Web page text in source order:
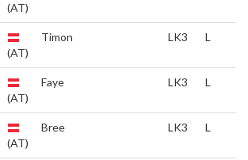
(AT)
(AT)
Timon LK3 L
(AT)
Faye LK3 L
(AT)
Bree LK3 L